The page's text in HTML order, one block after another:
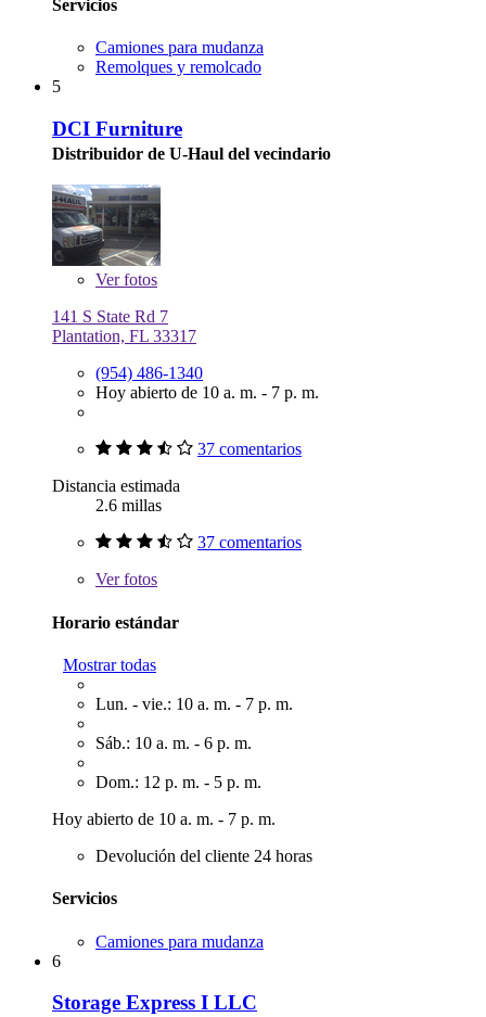
Servicios
Camiones para mudanza
Remolques y remolcado
5
DCI Furniture
Distribuidor de U-Haul del vecindario
Verfotos
141 S State Rd 7
Plantation, FL 33317
(954) 486-1340
Hoy abierto de 10 a. m. - 7 p. m.
37 comentarios
Distancia estimada
2.6 millas
37 comentarios
Verfotos
Horario estándar
Mostrar todas
Lun. - vie.: 10 a. m. - 7 p. m.
Sáb.: 10 a. m. - 6 p. m.
Dom.: 12 p. m. - 5 p. m.
Hoy abierto de 10 a. m. - 7 p. m.
Devolución del cliente 24 horas
Servicios
Camiones para mudanza
6
Storage Express I LLC